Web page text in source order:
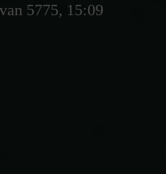
5775, 15:09